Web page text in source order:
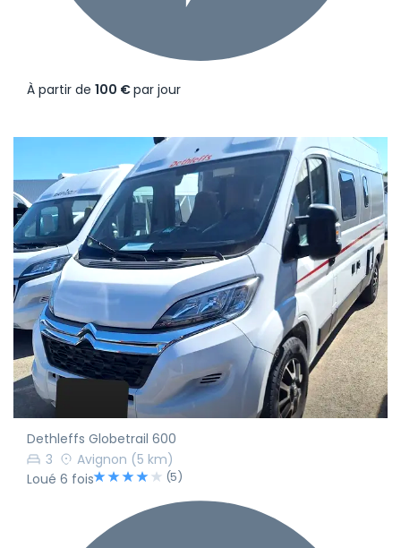
À partir de 100 €par jour
Dethleffs Globetrail 600
3
Avignon (5 km)
Loué 6 fois
(5)